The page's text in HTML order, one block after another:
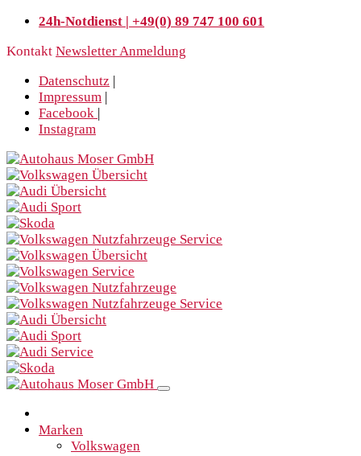
24h-Notdienst | +49(0) 89 747 100 601
Kontakt Newsletter Anmeldung
Datenschutz |
Impressum |
Facebook |
Instagram
Marken
Volkswagen